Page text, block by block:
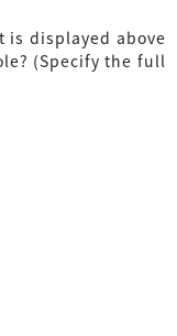
is displayed above
(Specify the full